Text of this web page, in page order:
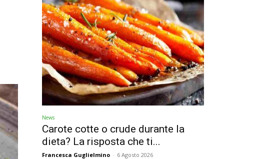
News
Carote cotte o crude durante la
dieta? La risposta che ti...
Francesca Guglielmino - 6 Agosto 2026